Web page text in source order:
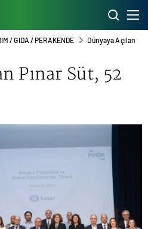
/ GIDA / PERAKENDE
Dünyaya Açılan
Pınar Süt, 52